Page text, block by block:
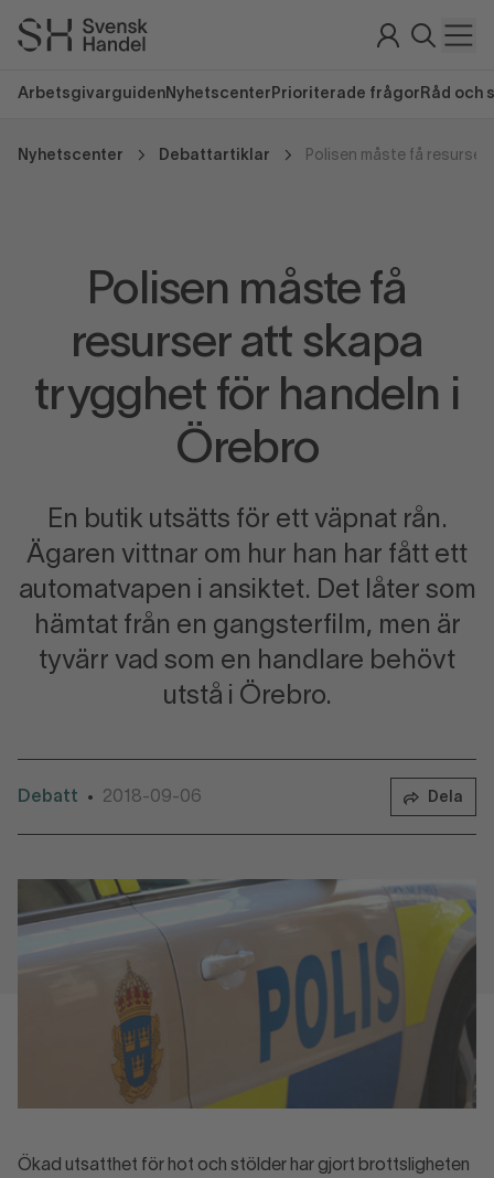
Arbetsgivarguiden Nyhetscenter Prioriterade frågor Råd och
Nyhetscenter Debattartiklar
Polisen måste få
resurser att skapa
trygghet för handeln i
Örebro
En butik utsätts för ett väpnat rån.
Ägaren vittnar om hur han har fått ett
automatvapen i ansiktet. Det låter som
hämtat från en gangsterfilm, men är
tyvärr vad som en handlare behövt
utstå i Örebro.
Debatt • 2018-09-06 Dela
Ökad utsatthet för hot och stölder har gjort brottsligheten